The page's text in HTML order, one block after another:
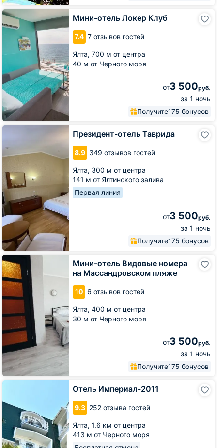
Мини-отель Локер Клуб
7.4 7 отзывов гостей
Ялта, 700 м от центра
40 м от Черного моря
от3 500руб.
за 1 ночь
Получите175 бонусов
Мини-
отель
Локер
Президент-отель Таврида
8.9 349 отзывов гостей
Ялта, 300 м от центра
141 м от Ялтинского залива
Первая линия
от3 500руб.
за 1 ночь
Получите175 бонусов
Президент-
Таврида
Мини-отель Видовые номера
на Массандровском пляже
10 6 отзывов гостей
Ялта, 400 м от центра
30 м от Черного моря
от3 500руб.
за 1 ночь
Получите175 бонусов
Мини-
отель
Видовые
номера
Массандровском
Отель Империал-2011
9.3 252 отзыва гостей
Ялта, 1.6 км от центра
413 м от Черного моря
Отель